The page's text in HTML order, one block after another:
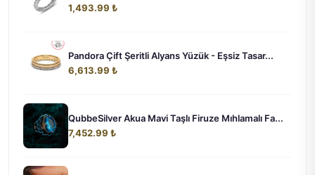
1,493.99 ₺
Pandora Çift Şeritli Alyans Yüzük - Eşsiz Tasar...
6,613.99 ₺
QubbeSilver Akua Mavi Taşlı Firuze Mıhlamalı Fa...
7,452.99 ₺